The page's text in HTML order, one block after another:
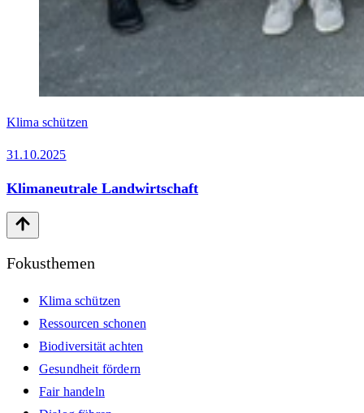
Klima schützen
31.10.2025
Klimaneutrale Landwirtschaft
Fokusthemen
Klima schützen
Ressourcen schonen
Biodiversität achten
Gesundheit fördern
Fair handeln